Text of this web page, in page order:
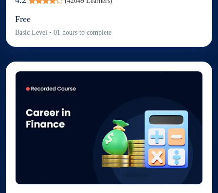
Free
Basic Level • 01 hours to complete